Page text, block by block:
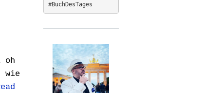
oh
wie
#BuchDesTages